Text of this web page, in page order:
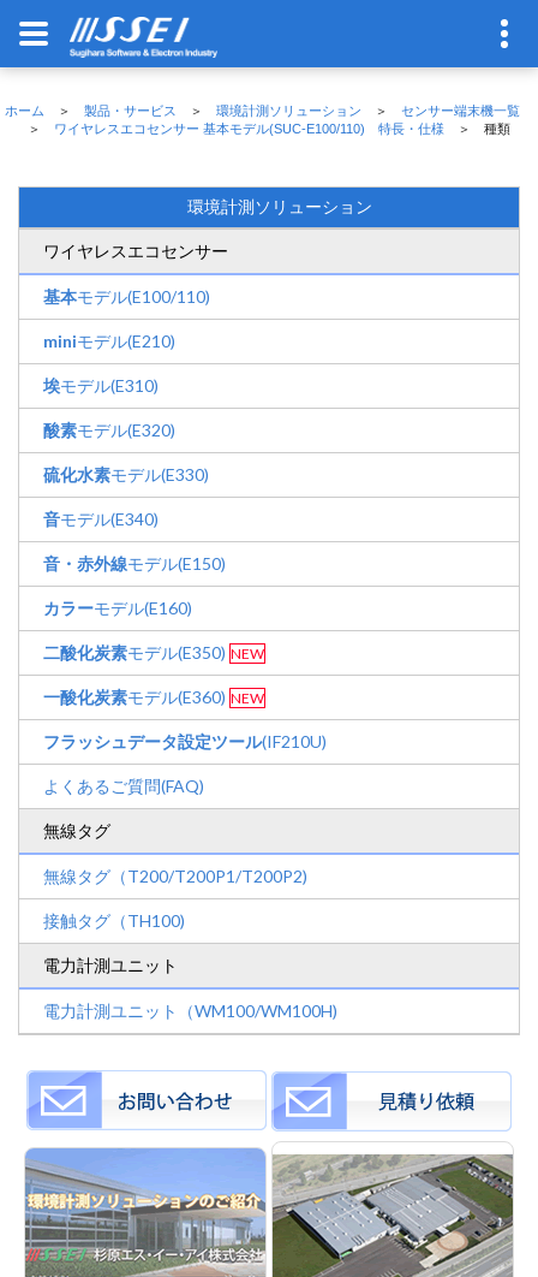
ホーム ＞ 製品・サービス ＞ 環境計測ソリューション ＞ センサー端末機一覧
＞ ワイヤレスエコセンサー 基本モデル(SUC-E100/110) 特長・仕様 ＞ 種類
環境計測ソリューション
ワイヤレスエコセンサー
基本モデル(E100/110)
miniモデル(E210)
埃モデル(E310)
酸素モデル(E320)
硫化水素モデル(E330)
音モデル(E340)
音・赤外線モデル(E150)
カラーモデル(E160)
二酸化炭素モデル(E350) NEW
一酸化炭素モデル(E360) NEW
フラッシュデータ設定ツール(IF210U)
よくあるご質問(FAQ)
無線タグ
無線タグ（T200/T200P1/T200P2)
接触タグ（TH100)
電力計測ユニット
電力計測ユニット（WM100/WM100H)